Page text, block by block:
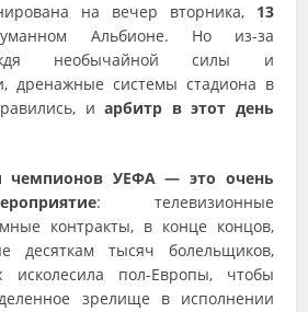
на вечер вторника, 13
Альбионе. Но из-за
необычайной силы и
дренажные системы стадиона в
иарбитр в этот день
чемпионов УЕФА — это очень
: телевизионные
контракты, в конце концов,
десяткам тысяч болельщиков,
исколесила пол-Европы, чтобы
зрелище в исполнении